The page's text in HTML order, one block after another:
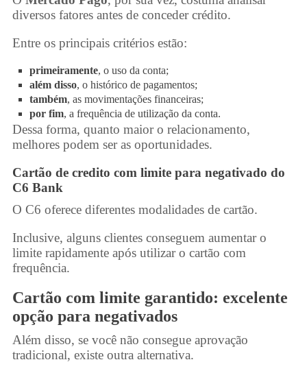
diversos fatores antes de conceder crédito.
Entre os principais critérios estão:
primeiramente, o uso da conta;
além disso, o histórico de pagamentos;
também, as movimentações financeiras;
por fim, a frequência de utilização da conta.
Dessa forma, quanto maior o relacionamento,
melhores podem ser as oportunidades.
Cartão de credito com limite para negativado do
C6 Bank
O C6 oferece diferentes modalidades de cartão.
Inclusive, alguns clientes conseguem aumentar o
limite rapidamente após utilizar o cartão com
frequência.
Cartão com limite garantido: excelente
opção para negativados
Além disso, se você não consegue aprovação
tradicional, existe outra alternativa.